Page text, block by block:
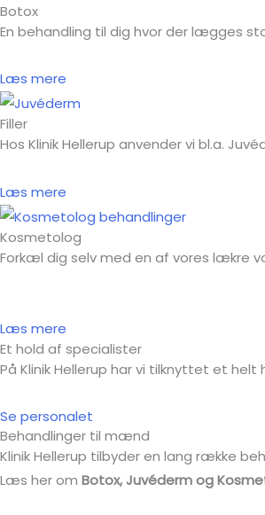
Botox
En behandling til dig hvor der lægges
Læs mere
Filler
Hos Klinik Hellerup anvender vi bl.a.
Læs mere
Kosmetolog
Forkæl dig selv med en af vores lækre
Læs mere
Et hold af specialister
På Klinik Hellerup har vi tilknyttet et
Se personalet
Behandlinger til mænd
Klinik Hellerup tilbyder en lang række
Læs her om Botox, Juvéderm og